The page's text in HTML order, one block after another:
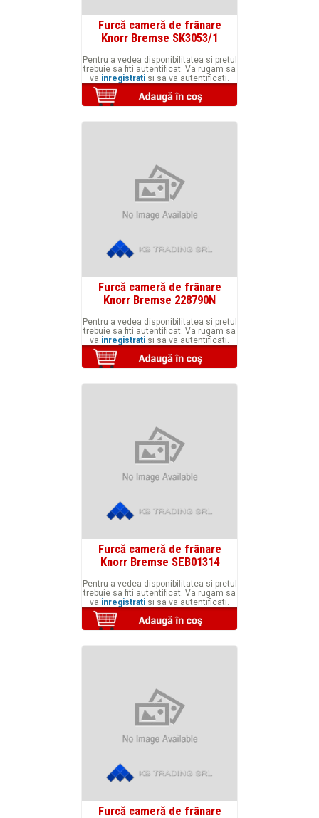
Furcă cameră de frânare
Knorr Bremse SK3053/1
Pentru a vedea disponibilitatea si pretul
trebuie sa fiti autentificat. Va rugam sa
va inregistrati si sa va autentificati.
Furcă cameră de frânare
Knorr Bremse 228790N
Pentru a vedea disponibilitatea si pretul
trebuie sa fiti autentificat. Va rugam sa
va inregistrati si sa va autentificati.
Furcă cameră de frânare
Knorr Bremse SEB01314
Pentru a vedea disponibilitatea si pretul
trebuie sa fiti autentificat. Va rugam sa
va inregistrati si sa va autentificati.
Furcă cameră de frânare